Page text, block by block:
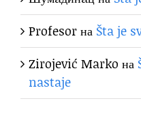
Profesorна Šta je
Zirojević Marko на
nastaje